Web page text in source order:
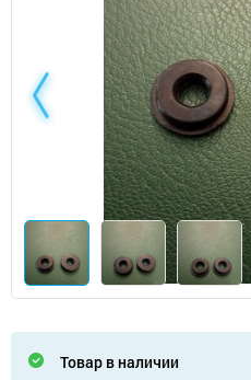
Товар в наличии